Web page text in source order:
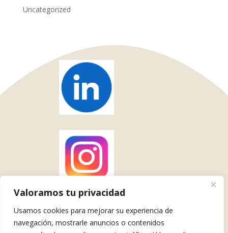
Valoramos tu privacidad
Usamos cookies para mejorar su experiencia de
navegación, mostrarle anuncios o contenidos
Uncategorized